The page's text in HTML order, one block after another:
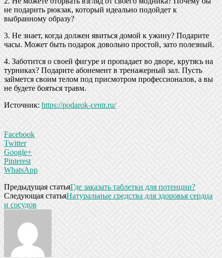
не подарить рюкзак, который идеально подойдет к
выбранному образу?
3. Не знает, когда должен явиться домой к ужину? Подарите
часы. Может быть подарок довольно простой, зато полезный.
4. Заботится о своей фигуре и пропадает во дворе, крутясь на
турниках? Подарите абонемент в тренажерный зал. Пусть
займется своим телом под присмотром профессионалов, а вы
не будете бояться травм.
Источник: https://podarok-centr.ru/
Facebook
Twitter
Google+
Pinterest
WhatsApp
Предыдущая статьяГде заказать таблетки для потенции?
Следующая статьяНатуральные средства для здоровья сердца
и сосудов